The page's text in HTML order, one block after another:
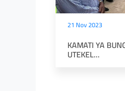
21 Nov 2023
KAMATI YA
UTEKEL...